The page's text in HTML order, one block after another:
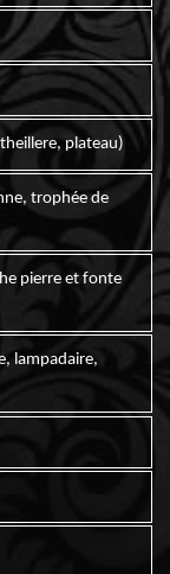
plateau)
trophée de
pierre et fonte
lampadaire,